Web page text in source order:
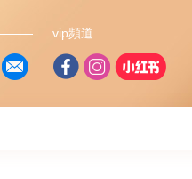
vip頻道